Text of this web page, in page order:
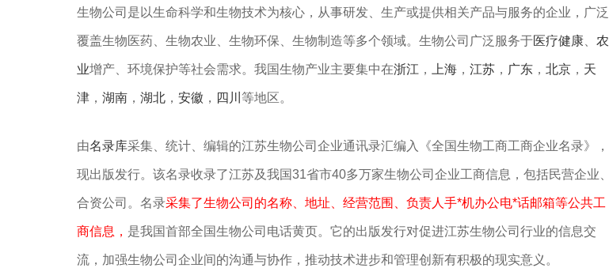
生物公司是以生命科学和生物技术为核心，从事研发、生产或提供相关产品与服务的企业，广泛
覆盖生物医药、生物农业、生物环保、生物制造等多个领域。生物公司广泛服务于医疗健康 农
业增产、环境保护等社会需求。我国生物产业主要集中在浙江 ， 上海 ， 江苏 ， 广东 ， 北京 ， 天
津‌ ， 湖南 ， 湖北 ， 安徽 ， 四川 等地区。
由名录库采集、统计、编辑的江苏生物公司企业通讯录汇编入《全国生物工商工商企业名录》，
现出版发行。该名录收录了江苏及我国31省市40多万家生物公司企业工商信息，包括民营企业、
合资公司。名录采集了生物公司的名称、地址、经营范围、负责人手*机办公电*话邮箱等公共工
商信息， 是我国首部全国生物公司电话黄页。它的出版发行对促进江苏生物公司行业的信息交
流，加强生物公司企业间的沟通与协作，推动技术进步和管理创新有积极的现实意义。